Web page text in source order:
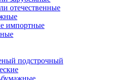
отечественные
импортные
подстрочный
бумажные